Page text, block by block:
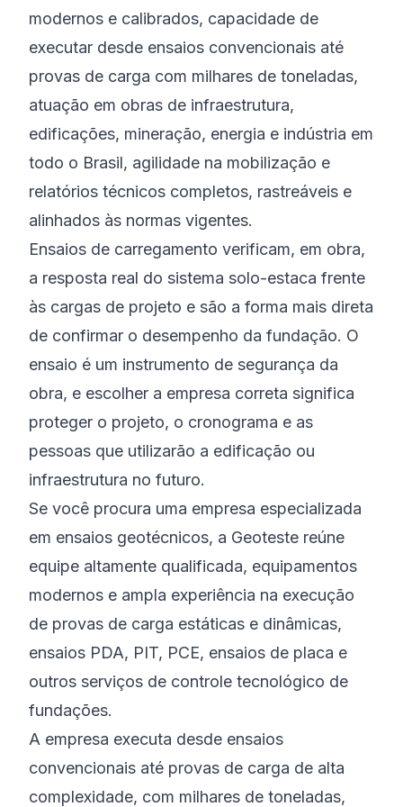
modernos e calibrados, capacidade de
executar desde ensaios convencionais até
provas de carga com milhares de toneladas,
atuação em obras de infraestrutura,
edificações, mineração, energia e indústria em
todo o Brasil, agilidade na mobilização e
relatórios técnicos completos, rastreáveis e
alinhados às normas vigentes.
Ensaios de carregamento verificam, em obra,
a resposta real do sistema solo-estaca frente
às cargas de projeto e são a forma mais direta
de confirmar o desempenho da fundação. O
ensaio é um instrumento de segurança da
obra, e escolher a empresa correta significa
proteger o projeto, o cronograma e as
pessoas que utilizarão a edificação ou
infraestrutura no futuro.
Se você procura uma empresa especializada
em ensaios geotécnicos, a Geoteste reúne
equipe altamente qualificada, equipamentos
modernos e ampla experiência na execução
de provas de carga estáticas e dinâmicas,
ensaios PDA, PIT, PCE, ensaios de placa e
outros serviços de controle tecnológico de
fundações.
A empresa executa desde ensaios
convencionais até provas de carga de alta
complexidade, com milhares de toneladas,